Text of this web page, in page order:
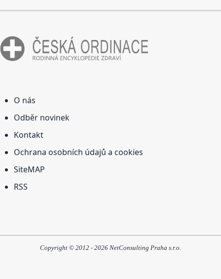
O nás
Odběr novinek
Kontakt
Ochrana osobních údajů a cookies
SiteMAP
RSS
Copyright © 2012 - 2026 NetConsulting Praha s.r.o.